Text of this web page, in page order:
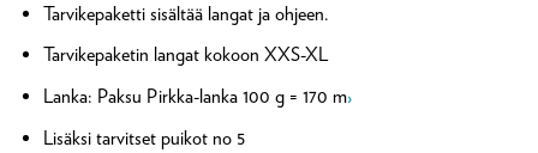
Tarvikepaketti sisältää langat ja ohjeen.
Tarvikepaketin langat kokoon XXS-XL
Lanka: Paksu Pirkka-lanka 100 g = 170 m›
Lisäksi tarvitset puikot no 5